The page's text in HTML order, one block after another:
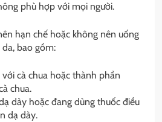
phù hợp với mọi người.
hạn chế hoặc không nên uống
bao gồm:
với cà chua hoặc thành phần
chua.
dày hoặc đang dùng thuốc điều
dạ dày.